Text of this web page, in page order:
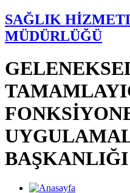
SAĞLIK
MÜDÜRLÜĞÜ
BAŞKANLIĞI